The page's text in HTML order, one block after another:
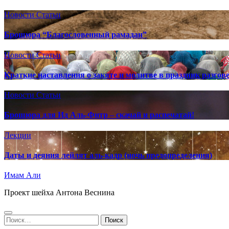
НовостиСтатьи
Брошюра “Благословенный рамадан”
НовостиСтатьи
Краткие наставления о закяте и молитве в праздник
Новости Статьи
Брошюра для Ид Аль-Фитр – скачай и распечатай!
Лекции
Даты и деяния лейлят аль-кадр (ночь предопределения)
Имам Али
Проект шейха Антона Веснина
Найти: